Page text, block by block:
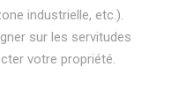
industrielle, etc.).
sur les servitudes
votre propriété.